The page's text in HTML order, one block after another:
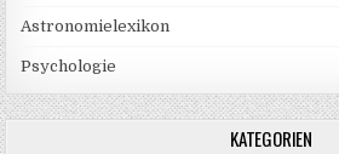
Astronomielexikon
Psychologie
KATEGORIEN